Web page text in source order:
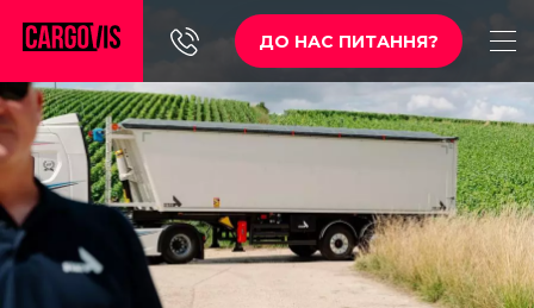
ДО НАС ПИТАННЯ?